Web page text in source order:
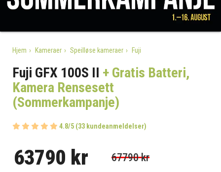
Hjem Kameraer Speilløse kameraer Fuji
Fuji GFX 100S II + Gratis Batteri,
Kamera Rensesett
(Sommerkampanje)
4.8/5 (33 kundeanmeldelser)
63790 kr 67790 kr